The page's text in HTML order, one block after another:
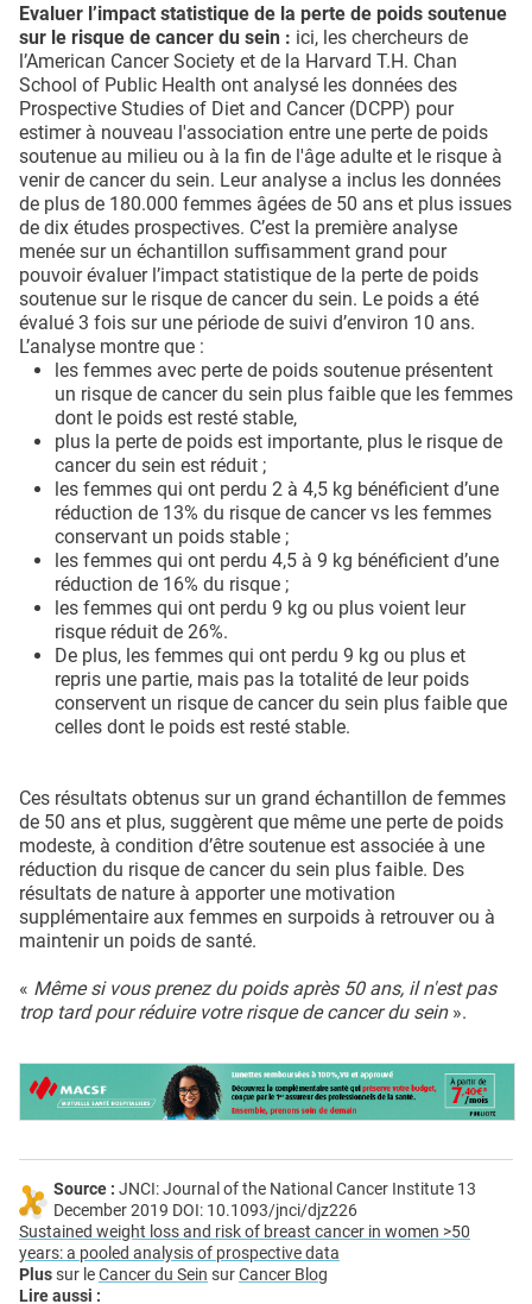
Evaluer l’impact statistique de la perte de poids soutenue
sur le risque de cancer du sein : ici, les chercheurs de
l’American Cancer Society et de la Harvard T.H. Chan
School of Public Health ont analysé les données des
Prospective Studies of Diet and Cancer (DCPP) pour
estimer à nouveau l'association entre une perte de poids
soutenue au milieu ou à la fin de l'âge adulte et le risque à
venir de cancer du sein. Leur analyse a inclus les données
de plus de 180.000 femmes âgées de 50 ans et plus issues
de dix études prospectives. C’est la première analyse
menée sur un échantillon suffisamment grand pour
pouvoir évaluer l’impact statistique de la perte de poids
soutenue sur le risque de cancer du sein. Le poids a été
évalué 3 fois sur une période de suivi d’environ 10 ans.
L’analyse montre que :
les femmes avec perte de poids soutenue présentent
un risque de cancer du sein plus faible que les femmes
dont le poids est resté stable,
plus la perte de poids est importante, plus le risque de
cancer du sein est réduit ;
les femmes qui ont perdu 2 à 4,5 kg bénéficient d’une
réduction de 13% du risque de cancer vs les femmes
conservant un poids stable ;
les femmes qui ont perdu 4,5 à 9 kg bénéficient d’une
réduction de 16% du risque ;
les femmes qui ont perdu 9 kg ou plus voient leur
risque réduit de 26%.
De plus, les femmes qui ont perdu 9 kg ou plus et
repris une partie, mais pas la totalité de leur poids
conservent un risque de cancer du sein plus faible que
celles dont le poids est resté stable.
Ces résultats obtenus sur un grand échantillon de femmes
de 50 ans et plus, suggèrent que même une perte de poids
modeste, à condition d’être soutenue est associée à une
réduction du risque de cancer du sein plus faible. Des
résultats de nature à apporter une motivation
supplémentaire aux femmes en surpoids à retrouver ou à
maintenir un poids de santé.
« Même si vous prenez du poids après 50 ans, il n'est pas
trop tard pour réduire votre risque de cancer du sein».
Source : JNCI: Journal of the National Cancer Institute 13
December 2019 DOI: 10.1093/jnci/djz226
Sustained weight loss and risk of breast cancer in women >50
years: a pooled analysis of prospective data
Plussur leCancer du Sein surCancer Blog
Lire aussi :